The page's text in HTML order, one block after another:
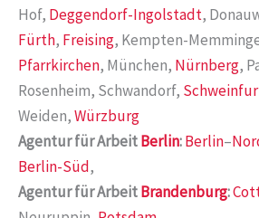
Hof, Deggendorf-Ingolstadt,
Fürth, Freising, Kempten-
Pfarrkirchen, München, Nürnberg,
Rosenheim, Schwandorf,
Weiden,Würzburg
Agentur für ArbeitBerlin:Berlin–
Berlin-Süd,
Agentur für ArbeitBrandenburg: